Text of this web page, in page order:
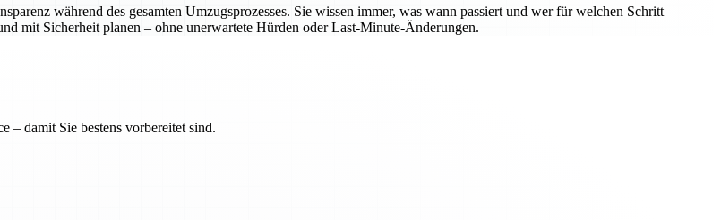
während des gesamten Umzugsprozesses. Sie wissen immer, was wann passiert und wer für welchen Schritt
mit Sicherheit planen – ohne unerwartete Hürden oder Last-Minute-Änderungen.
– damit Sie bestens vorbereitet sind.